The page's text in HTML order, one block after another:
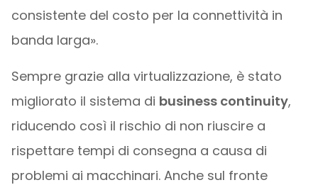
consistente del costo per la connettività in
banda larga».
Sempre grazie alla virtualizzazione, è stato
migliorato il sistema di business continuity,
riducendo così il rischio di non riuscire a
rispettare tempi di consegna a causa di
problemi ai macchinari. Anche sul fronte